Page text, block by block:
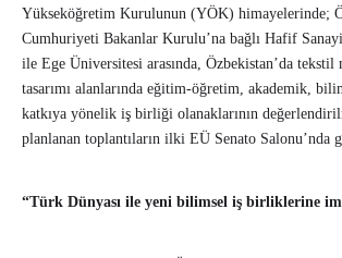
Yükseköğretim Kurulunun (YÖK) himayelerinde;
Cumhuriyeti Bakanlar Kurulu’na bağlı Hafif
ile Ege Üniversitesi arasında, Özbekistan’da
tasarımı alanlarında eğitim-öğretim, akademik,
katkıya yönelik iş birliği olanaklarının
planlanan toplantıların ilki EÜ Senato Salonu’nda
“Türk Dünyası ile yeni bilimsel iş birliklerine